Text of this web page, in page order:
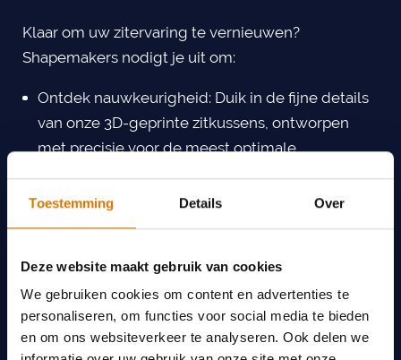
Toestemming Details Over
Deze website maakt gebruik van cookies
We gebruiken cookies om content en advertenties te
personaliseren, om functies voor social media te bieden
en om ons websiteverkeer te analyseren. Ook delen we
Klaar om uw zitervaring te vernieuwen?
Shapemakers nodigt je uit om:
Ontdek nauwkeurigheid: Duik in de fijne details
van onze 3D-geprinte zitkussens, ontworpen
met precisie voor de meest optimale
Omarm persoonlijk comfort: Beleef de vrijheid
van keuze met volledig aan te passen zitkussens
behoeften.
Verbeter mobiliteit en lichaamshouding:
Verhoog uw alledaagse activiteiten met
zitkussens die verder gaan dan comfort en